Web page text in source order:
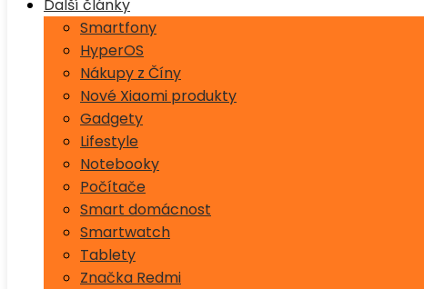
Další články
Smartfony
HyperOS
Nákupy z Číny
Nové Xiaomi produkty
Gadgety
Lifestyle
Notebooky
Počítače
Smart domácnost
Smartwatch
Tablety
Značka Redmi